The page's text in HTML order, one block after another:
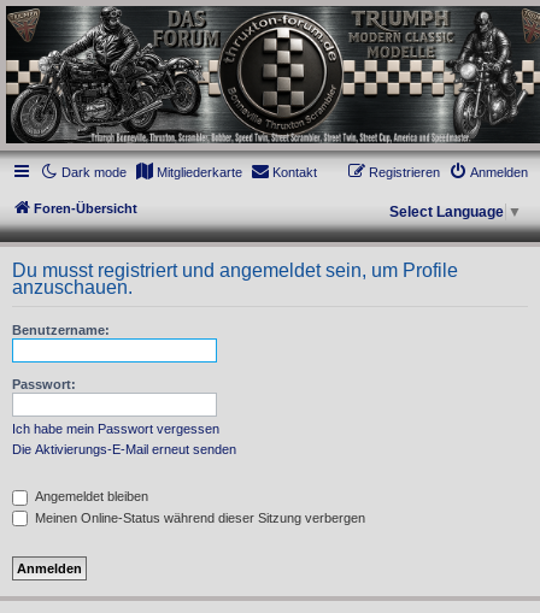
thruxton-forum.de
DAS FORUM! Alles rund um die Triumph Modern Classic Modelle. Das Forum für
die New Bonneville Baureihen ab BJ 2001. Triumph Bonneville, Thruxton,
Scrambler, Bobber, Speed Twin, Street Scrambler, Street Twin, Street Cup, America
und Speedmaster.
Dark mode
Mitgliederkarte Kontakt Anmelden
Registrieren
Foren-Übersicht Select Language ▼
Du musst registriert und angemeldet sein, um Profile
anzuschauen.
Benutzername:
Passwort:
Ich habe mein Passwort vergessen
Die Aktivierungs-E-Mail erneut senden
Angemeldet bleiben
Meinen Online-Status während dieser Sitzung verbergen